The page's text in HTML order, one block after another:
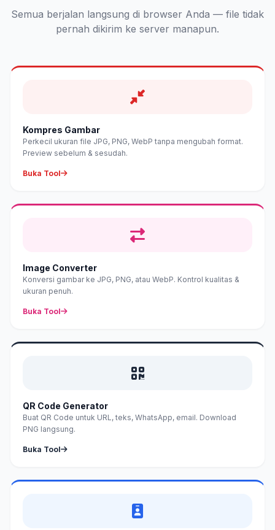
Semua berjalan langsung di browser Anda — file tidak
pernah dikirim ke server manapun.
Kompres Gambar
Perkecil ukuran file JPG, PNG, WebP tanpa mengubah format.
Preview sebelum & sesudah.
Buka Tool
Image Converter
Konversi gambar ke JPG, PNG, atau WebP. Kontrol kualitas &
ukuran penuh.
Buka Tool
QR Code Generator
Buat QR Code untuk URL, teks, WhatsApp, email. Download
PNG langsung.
Buka Tool